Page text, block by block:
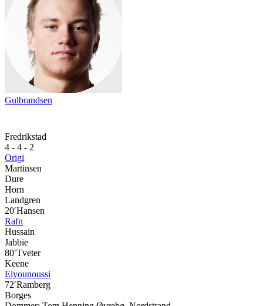
Gulbrandsen
Fredrikstad
4 - 4 - 2
Origi
Martinsen
Dure
Horn
Landgren
20′Hansen
Rafn
Hussain
Jabbie
80′Tveter
Keene
Elyounoussi
72′Ramberg
Borges